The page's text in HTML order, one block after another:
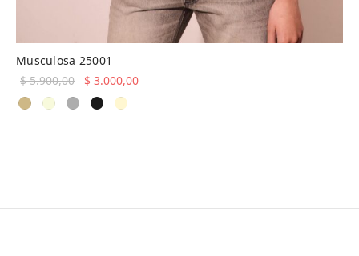
Musculosa 25001
$5.900,00
El precio
original
$ 3.000,00